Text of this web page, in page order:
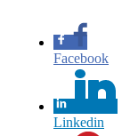
Facebook
Linkedin